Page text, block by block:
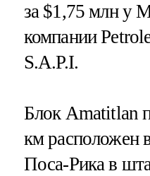
за $1,75 млн у
компании
S.A.P.I.
Блок Amatitlan
км расположен
Поса-Рика в